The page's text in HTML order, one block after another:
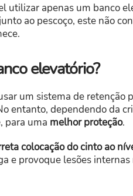
utilizar apenas um banco
ao pescoço, este não
elevatório?
um sistema de retenção
entanto, dependendo da
para uma melhor proteção.
colocação do cinto ao
e provoque lesões